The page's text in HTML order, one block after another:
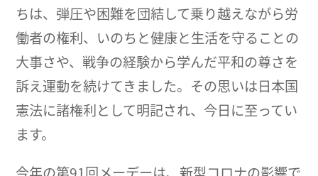
ちは、弾圧や困難を団結して乗り越えながら労
働者の権利、いのちと健康と生活を守ることの
大事さや、戦争の経験から学んだ平和の尊さを
訴え運動を続けてきました。その思いは日本国
憲法に諸権利として明記され、今日に至ってい
ます。